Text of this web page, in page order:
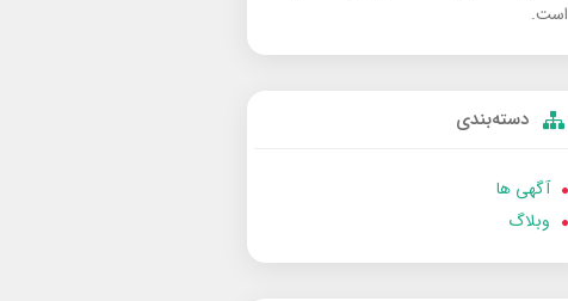
است.
دسته‌بندی
آگهی ها
وبلاگ